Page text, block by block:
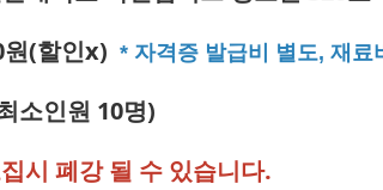
(할인x) * 자격증 발급비 별도, 재료
소인원 10명)
시 폐강 될 수 있습니다.